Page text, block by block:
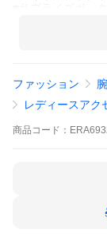
※サイズ10は翌日
■また、プラス￥
ットに変更可能で
お見積りしますの
通話無料 0120-
ファッション
レディースアク
商品 コード：